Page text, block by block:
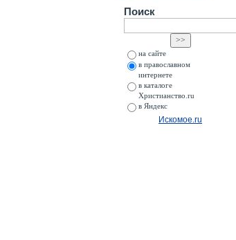
Поиск
на сайте
в православном
интернете
в каталоге
Христианство.ru
в Яндекс
Искомое.ru